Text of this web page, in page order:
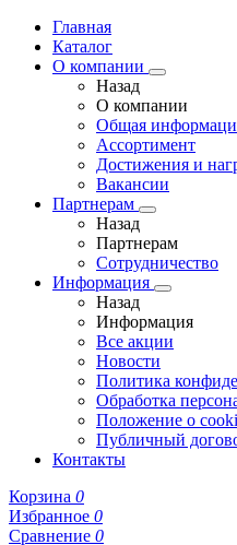
Главная
Каталог
О компании
Назад
О компании
Общая
Ассортимент
Достижения и
Вакансии
Партнерам
Назад
Партнерам
Сотрудничество
Информация
Назад
Информация
Все акции
Новости
Политика
Обработка
Положение о
Публичный
Контакты
Корзина 0
Избранное 0
Сравнение 0